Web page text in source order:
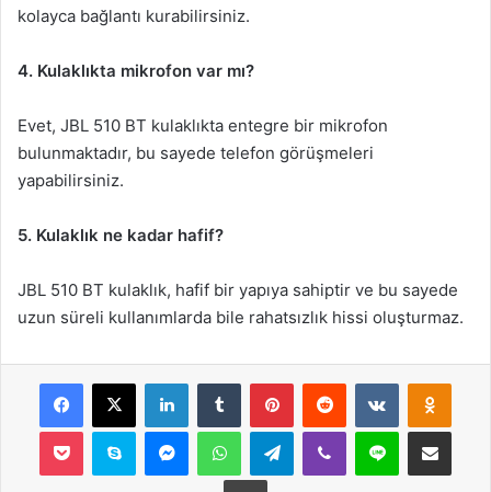
kolayca bağlantı kurabilirsiniz.
4. Kulaklıkta mikrofon var mı?
Evet, JBL 510 BT kulaklıkta entegre bir mikrofon
bulunmaktadır, bu sayede telefon görüşmeleri
yapabilirsiniz.
5. Kulaklık ne kadar hafif?
JBL 510 BT kulaklık, hafif bir yapıya sahiptir ve bu sayede
uzun süreli kullanımlarda bile rahatsızlık hissi oluşturmaz.
Facebook
X LinkedInTumblr PinterestReddit VKontakte
Pocket Skype MessengerWhatsAppTelegramViber Line E-Posta ile
Yazdır